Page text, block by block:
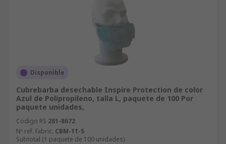
Disponible
Cubrebarba desechable Inspire Protection de color
Azul de Polipropileno, talla L, paquete de 100 Por
paquete unidades,
Código RS 281-8672
Nº ref. fabric. CBM-11-S
Subtotal (1 paquete de 100 unidades)